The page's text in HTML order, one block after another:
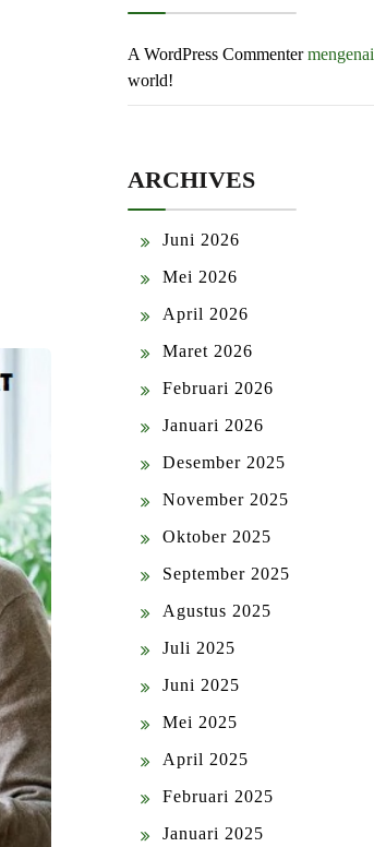
A WordPress Commentermengenai
world!
ARCHIVES
Juni 2026
Mei 2026
April 2026
Maret 2026
Februari 2026
Januari 2026
Desember 2025
November 2025
Oktober 2025
September 2025
Agustus 2025
Juli 2025
Juni 2025
Mei 2025
April 2025
Februari 2025
Januari 2025